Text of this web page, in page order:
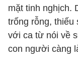
mặt tinh nghịch.
trống rỗng, thiếu
với ca từ nói về
con người càng